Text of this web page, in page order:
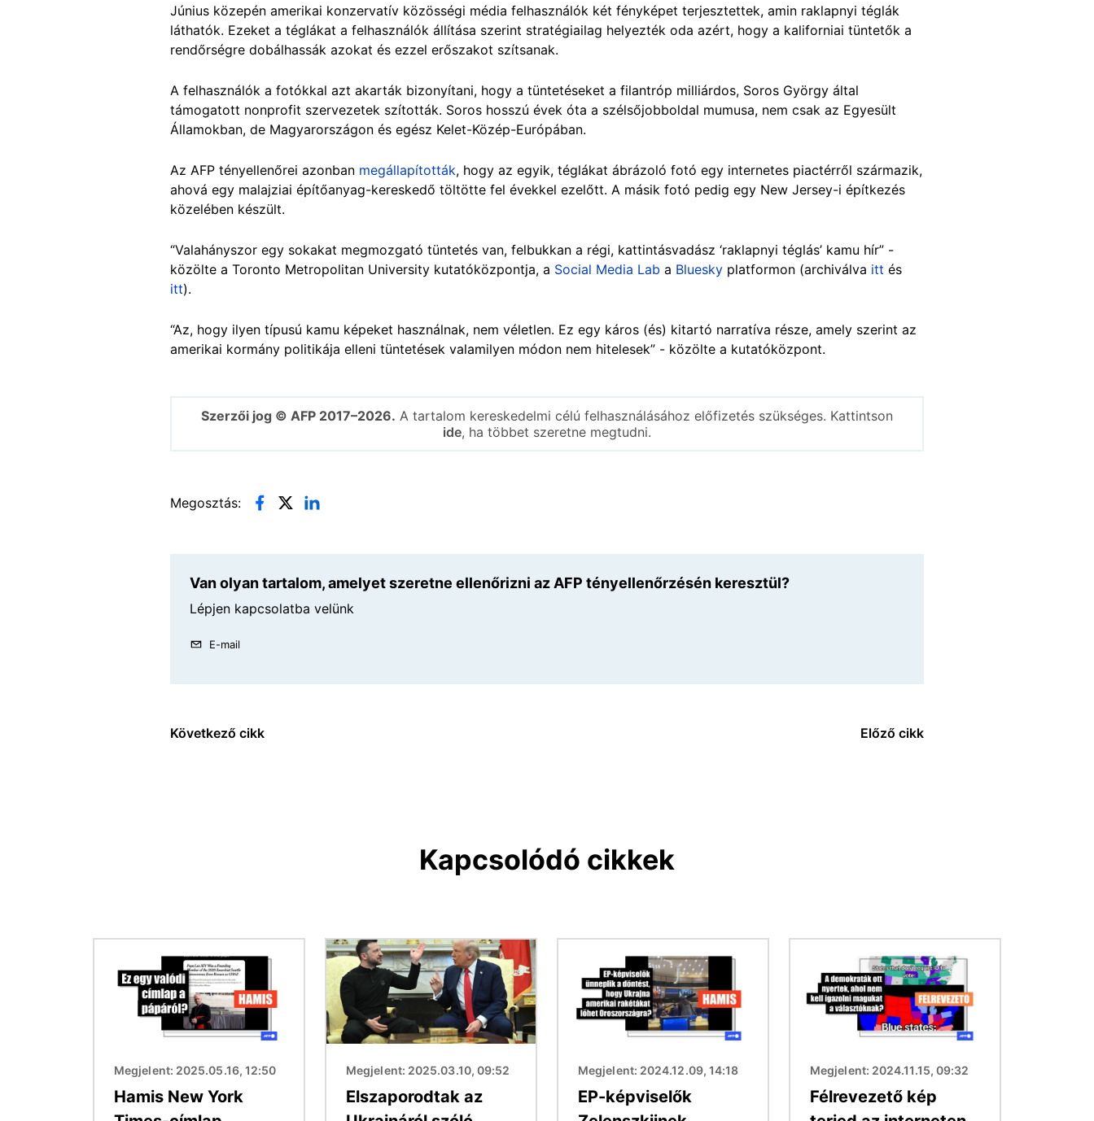
Június közepén amerikai konzervatív közösségi média felhasználók két fényképet terjesztettek, amin raklapnyi téglák
láthatók. Ezeket a téglákat a felhasználók állítása szerint stratégiailag helyezték oda azért, hogy a kaliforniai tüntetők a
rendőrségre dobálhassák azokat és ezzel erőszakot szítsanak.
A felhasználók a fotókkal azt akarták bizonyítani, hogy a tüntetéseket a filantróp milliárdos, Soros György által
támogatott nonprofit szervezetek szították. Soros hosszú évek óta a szélsőjobboldal mumusa, nem csak az Egyesült
Államokban, de Magyarországon és egész Kelet-Közép-Európában.
Az AFP tényellenőrei azonban megállapították, hogy az egyik, téglákat ábrázoló fotó egy internetes piactérről származik,
ahová egy malajziai építőanyag-kereskedő töltötte fel évekkel ezelőtt. A másik fotó pedig egy New Jersey-i építkezés
közelében készült.
“Valahányszor egy sokakat megmozgató tüntetés van, felbukkan a régi, kattintásvadász ‘raklapnyi téglás’ kamu hír” -
közölte a Toronto Metropolitan University kutatóközpontja, a Social Media Lab a Bluesky platformon (archiválva itt és
itt).
“Az, hogy ilyen típusú kamu képeket használnak, nem véletlen. Ez egy káros (és) kitartó narratíva része, amely szerint az
amerikai kormány politikája elleni tüntetések valamilyen módon nem hitelesek” - közölte a kutatóközpont.
Szerzői jog © AFP 2017–2026. A tartalom kereskedelmi célú felhasználásához előfizetés szükséges. Kattintson
ide, ha többet szeretne megtudni.
Megosztás:
Van olyan tartalom, amelyet szeretne ellenőrizni az AFP tényellenőrzésén keresztül?
Lépjen kapcsolatba velünk
E-mail
Következő cikk Előző cikk
Kapcsolódó cikkek
Megjelent: 2025.05.16, 12:50
Hamis New York
Kép
Megjelent: 2025.03.10, 09:52
Elszaporodtak az
Megjelent: 2024.12.09, 14:18
EP-képviselők
Megjelent: 2024.11.15, 09:32
Félrevezető kép